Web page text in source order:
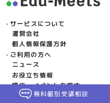
サービスについて
運営会社
個人情報保護方針
ご利用の方へ
ニュース
お役立ち情報
講座・イベントを探す
講師を探す無料個別受講相談